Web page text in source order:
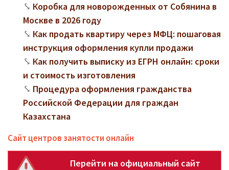
Коробка для новорожденных от Собянина в
Москве в 2026 году
Как продать квартиру через МФЦ: пошаговая
инструкция оформления купли продажи
Как получить выписку из ЕГРН онлайн: сроки
и стоимость изготовления
Процедура оформления гражданства
Российской Федерации для граждан
Казахстана
Сайт центров занятости онлайн
Перейти на официальный сайт